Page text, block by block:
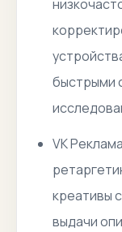
быстрыми
VK
креативы
выдачи